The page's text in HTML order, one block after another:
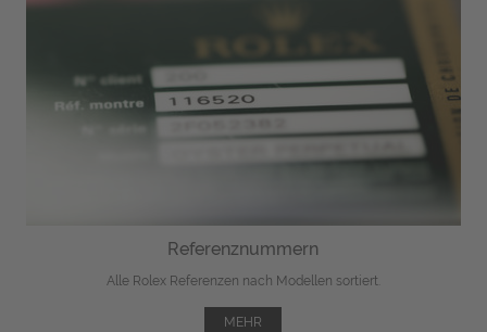
Referenznummern
Alle Rolex Referenzen nach Modellen sortiert.
MEHR